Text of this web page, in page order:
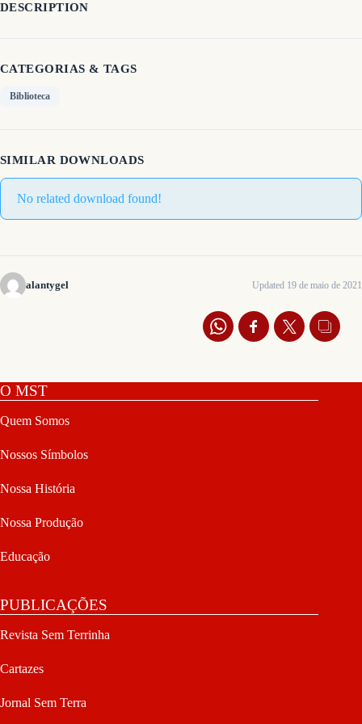
DESCRIPTION
CATEGORIAS & TAGS
Biblioteca
SIMILAR DOWNLOADS
No related download found!
alantygel Updated 19 de maio de 2021
O MST
Quem Somos
Nossos Símbolos
Nossa História
Nossa Produção
Educação
PUBLICAÇÕES
Revista Sem Terrinha
Cartazes
Jornal Sem Terra